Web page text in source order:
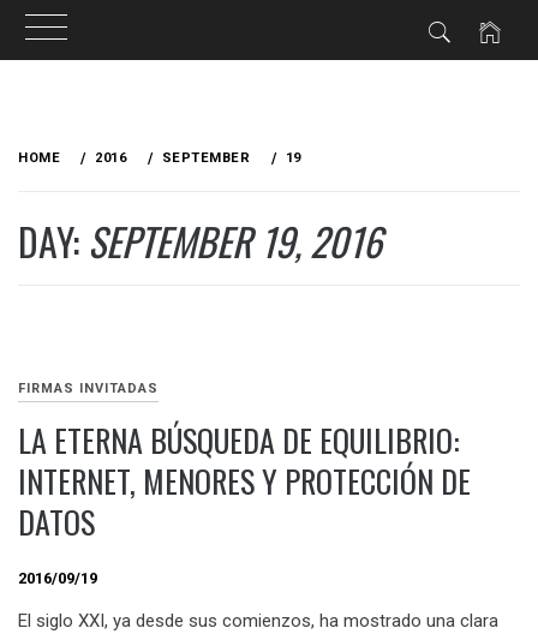
HOME 2016 SEPTEMBER 19
DAY:SEPTEMBER 19, 2016
FIRMAS INVITADAS
LA ETERNA BÚSQUEDA DE EQUILIBRIO:
INTERNET, MENORES Y PROTECCIÓN DE
DATOS
2016/09/19
El siglo XXI, ya desde sus comienzos, ha mostrado una clara